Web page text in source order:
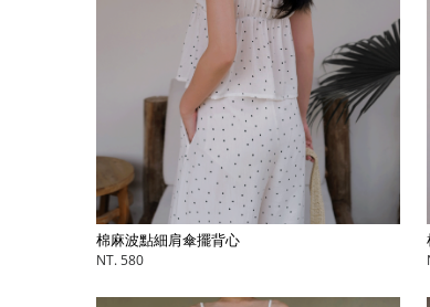
棉麻波點細肩傘擺背心
NT. 580